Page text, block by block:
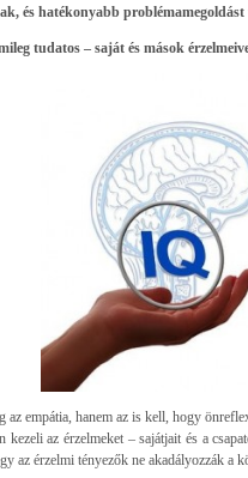
és hatékonyabb problémamegoldást
tudatos – saját és mások
az empátia, hanem az is kell, hogy
kezeli az érzelmeket – sajátjait és a
az érzelmi tényezők ne akadályozzák a